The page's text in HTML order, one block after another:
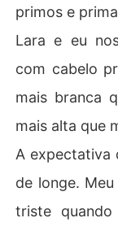
primos e
Lara e eu
com cabelo
mais branca
mais alta que
A expectativa
de longe.
triste